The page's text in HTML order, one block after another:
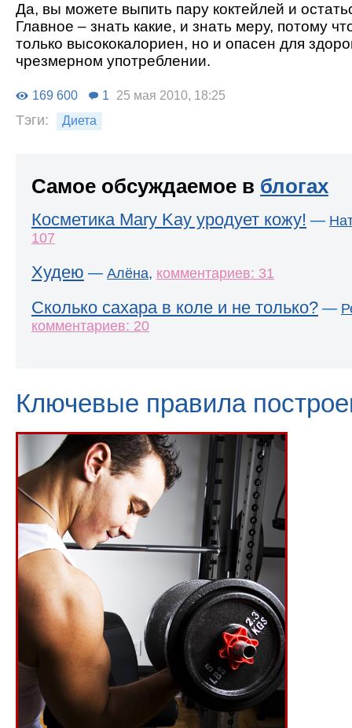
Да, вы можете выпить пару коктейлей и
Главное – знать какие, и знать меру, потому
только высококалориен, но и опасен для
чрезмерном употреблении.
169 600 1 25 мая 2010, 18:25
Тэги: Диета
Самое обсуждаемое в блогах
Косметика Mary Kay уродует кожу! —
107
Худею — Алёна, комментариев: 31
Сколько сахара в коле и не только? —
комментариев: 20
Ключевые правила